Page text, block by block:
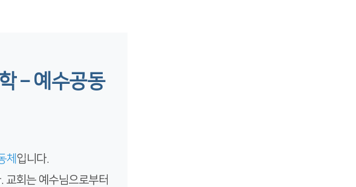
– 예수공동
체 입니다.
교회는 예수님으로부터